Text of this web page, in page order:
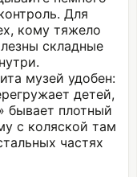
Для
кому тяжело
складные
музей удобен:
детей,
бывает плотный
с коляской там
частях